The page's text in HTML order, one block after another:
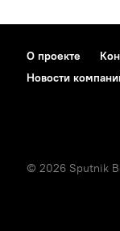
О проекте
Новости
© 2026 Sputnik